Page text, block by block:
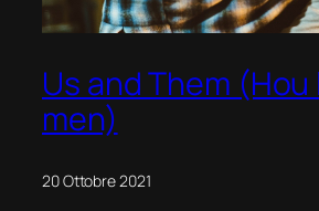
Us and Them (Hou
men)
20 Ottobre 2021